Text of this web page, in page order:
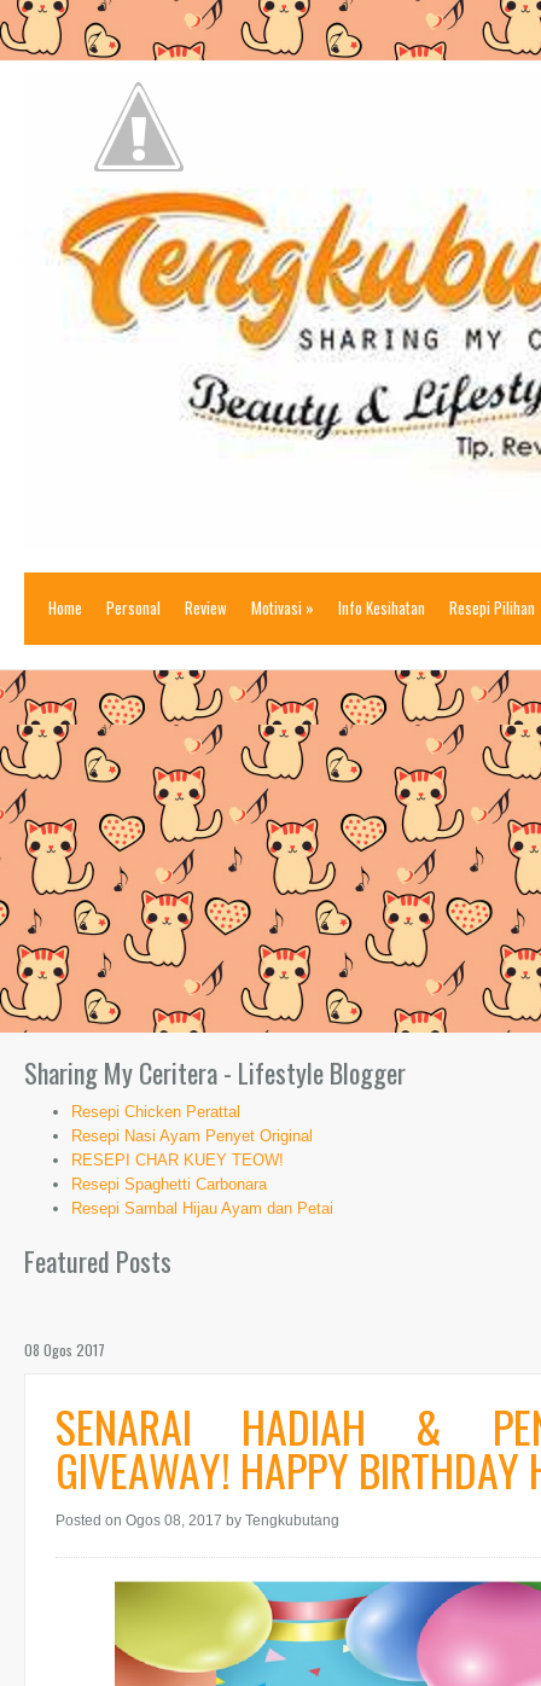
Home Personal Review Motivasi » Info Kesihatan Resepi Pilihan
Sharing My Ceritera - Lifestyle Blogger
Resepi Chicken Perattal
Resepi Nasi Ayam Penyet Original
RESEPI CHAR KUEY TEOW!
Resepi Spaghetti Carbonara
Resepi Sambal Hijau Ayam dan Petai
Featured Posts
08 Ogos 2017
SENARAI HADIAH &
GIVEAWAY! HAPPY
Posted on Ogos 08, 2017 by Tengkubutang